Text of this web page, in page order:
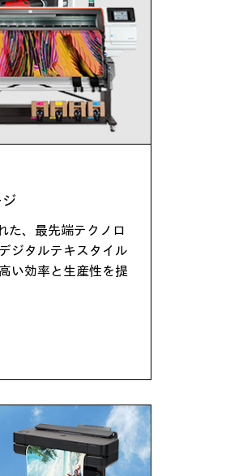
た、最先端テクノロ
ジタルテキスタイル
い効率と生産性を提